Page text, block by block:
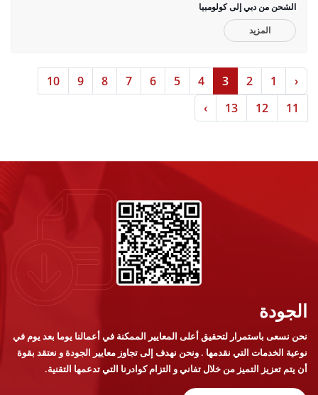
الشحن من دبي إلى كولومبيا
المزيد
‹
1
2
3
4
5
6
7
8
9
10
11
12
13
›
الجودة
نحن نسعى باستمرار لتحقيق أعلى المعايير الممكنة في أعمالنا يوما بعد يوم في
نوعية الخدمات التي نقدمها . ونحن نهدف إلى تجاوز معايير الجودة و نعتقد بقوة
أن يتم تعزيز التميز من خلال تفاني و التزام كوادرنا التي تدعمها التقنية.